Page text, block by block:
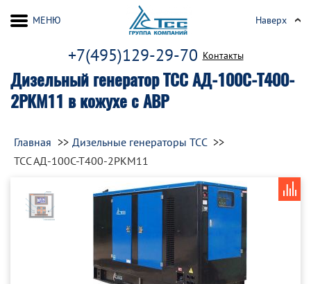
Дизельный генератор ТСС АД-100С-Т400-
2РКМ11 в кожухе с АВР
+7(495)129-29-70 Контакты
МЕНЮ Наверх
Главная
Дизельные генераторы ТСС
ТСС АД-100С-Т400-2РКМ11